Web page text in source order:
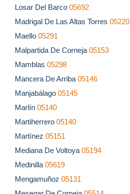
Losar Del Barco 05692
Madrigal De Las Altas Torres 05220
Maello 05291
Malpartida De Corneja 05153
Mamblas 05298
Mancera De Arriba 05146
Manjabálago 05145
Marlín 05140
Martiherrero 05140
Martínez 05151
Mediana De Voltoya 05194
Medinilla 05619
Mengamuñoz 05131